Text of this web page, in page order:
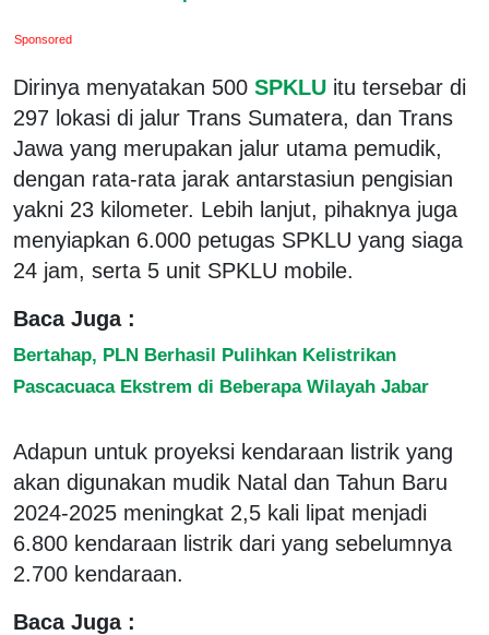
Sponsored
Dirinya menyatakan 500 SPKLU itu tersebar di
297 lokasi di jalur Trans Sumatera, dan Trans
Jawa yang merupakan jalur utama pemudik,
dengan rata-rata jarak antarstasiun pengisian
yakni 23 kilometer. Lebih lanjut, pihaknya juga
menyiapkan 6.000 petugas SPKLU yang siaga
24 jam, serta 5 unit SPKLU mobile.
Baca Juga :
Bertahap, PLN Berhasil Pulihkan Kelistrikan
Pascacuaca Ekstrem di Beberapa Wilayah Jabar
Adapun untuk proyeksi kendaraan listrik yang
akan digunakan mudik Natal dan Tahun Baru
2024-2025 meningkat 2,5 kali lipat menjadi
6.800 kendaraan listrik dari yang sebelumnya
2.700 kendaraan.
Baca Juga :